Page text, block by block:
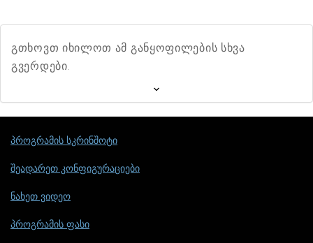
გთხოვთ იხილოთ ამ განყოფილების სხვა
გვერდები.
პროგრამის სკრინშოტი
შეადარეთ კონფიგურაციები
ნახეთ ვიდეო
პროგრამის ფასი